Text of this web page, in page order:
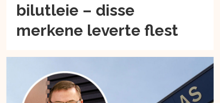
bilutleie – disse
merkene leverte flest